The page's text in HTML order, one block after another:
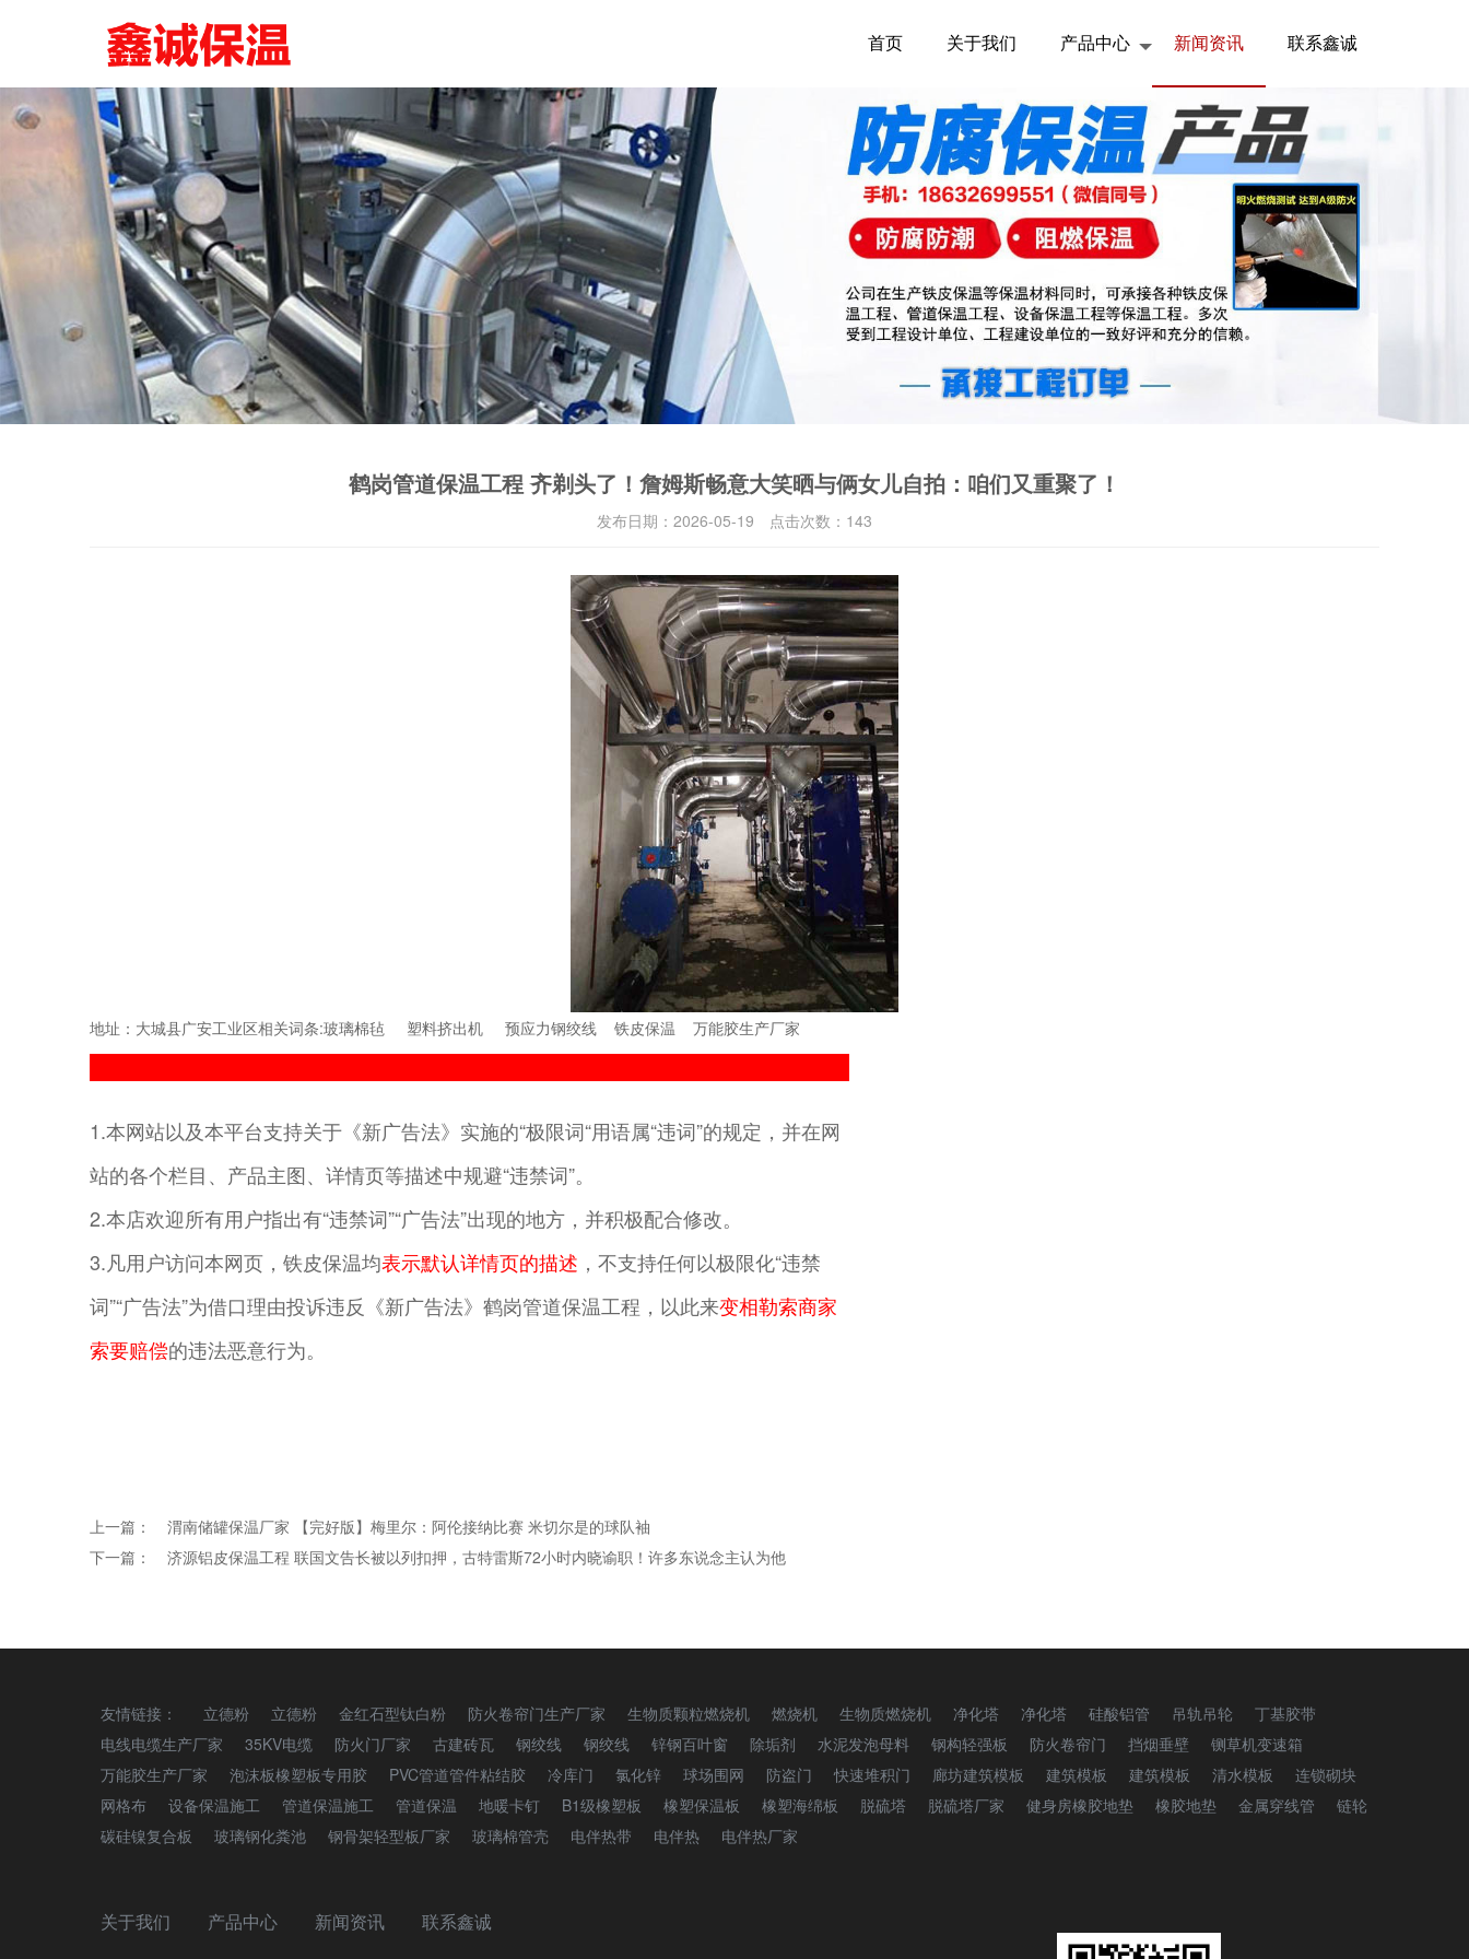
首页 关于我们 产品中心 新闻资讯 联系鑫诚
鹤岗管道保温工程 齐剃头了！詹姆斯畅意大笑晒与俩女儿自拍：咱们又重聚了！
发布日期： 2026-05-19 点击次数： 143
地址：大城县广安工业区相关词条:玻璃棉毡 塑料挤出机 预应力钢绞线 铁皮保温 万能胶生产厂家
1.本网站以及本平台支持关于《新广告法》实施的“极限词“用语属“违词”的规定，并在网
站的各个栏目、产品主图、详情页等描述中规避“违禁词”。
2.本店欢迎所有用户指出有“违禁词”“广告法”出现的地方，并积极配合修改。
3.凡用户访问本网页， 铁皮保温均表示默认详情页的描述 ，不支持任何以极限化“违禁
词”“广告法”为借口理由投诉违反《新广告法》鹤岗管道保温工程，以此来变相勒索商家
索要赔偿的违法恶意行为。
上一篇：
渭南储罐保温厂家 【完好版】梅里尔：阿伦接纳比赛 米切尔是的球队袖
下一篇：
济源铝皮保温工程 联国文告长被以列扣押，古特雷斯72小时内晓谕职！许多东说念主认为他
友情链接： 立德粉 立德粉 金红石型钛白粉 防火卷帘门生产厂家 生物质颗粒燃烧机 燃烧机 生物质燃烧机 净化塔 净化塔 硅酸铝管 吊轨吊轮
丁基胶带
电线电缆生产厂家
35KV电缆 防火门厂家 古建砖瓦 钢绞线 钢绞线 锌钢百叶窗 除垢剂 水泥发泡母料 钢构轻强板 防火卷帘门 挡烟垂壁
铡草机变速箱
万能胶生产厂家
泡沫板橡塑板专用胶 PVC管道管件粘结胶 冷库门 氯化锌 球场围网 防盗门 快速堆积门 廊坊建筑模板 建筑模板 建筑模板 清水模板
连锁砌块
网格布
设备保温施工 管道保温施工 管道保温 地暖卡钉 B1级橡塑板 橡塑保温板 橡塑海绵板 脱硫塔 脱硫塔厂家 健身房橡胶地垫 橡胶地垫 金属穿线管
链轮
碳硅镍复合板
玻璃钢化粪池 钢骨架轻型板厂家 玻璃棉管壳 电伴热带 电伴热 电伴热厂家
关于我们 产品中心 新闻资讯 联系鑫诚